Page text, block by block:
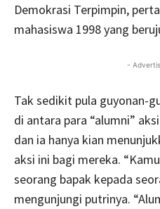
Demokrasi Terpimpin,
mahasiswa 1998 yang
-
Tak sedikit pula guyonan-
di antara para “alumni”
dan ia hanya kian
aksi ini bagi mereka.
seorang bapak kepada
mengunjungi putrinya.